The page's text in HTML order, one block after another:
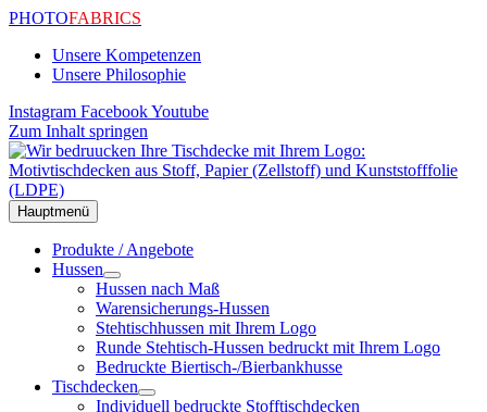
PHOTOFABRICS
Unsere Kompetenzen
Unsere Philosophie
Instagram FacebookYoutube
Zum Inhalt springen
Hauptmenü
Produkte / Angebote
Hussen
Hussen nach Maß
Warensicherungs-Hussen
Stehtischhussen mit Ihrem Logo
Runde Stehtisch-Hussen bedruckt mit Ihrem Logo
Bedruckte Biertisch-/Bierbankhusse
Tischdecken
Individuell bedruckte Stofftischdecken